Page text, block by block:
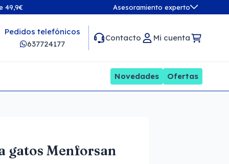
49,9€ Asesoramiento experto
Pedidos telefónicos
637724177
Contacto Mi cuenta
Novedades Ofertas
gatos Menforsan